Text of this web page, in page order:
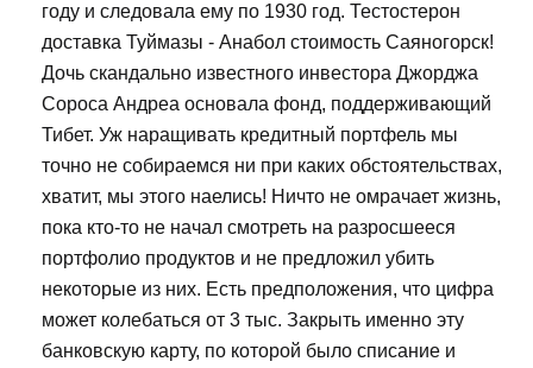
году и следовала ему по 1930 год. Тестостерон
доставка Туймазы - Анабол стоимость Саяногорск!
Дочь скандально известного инвестора Джорджа
Сороса Андреа основала фонд, поддерживающий
Тибет. Уж наращивать кредитный портфель мы
точно не собираемся ни при каких обстоятельствах,
хватит, мы этого наелись! Ничто не омрачает жизнь,
пока кто-то не начал смотреть на разросшееся
портфолио продуктов и не предложил убить
некоторые из них. Есть предположения, что цифра
может колебаться от 3 тыс. Закрыть именно эту
банковскую карту, по которой было списание и